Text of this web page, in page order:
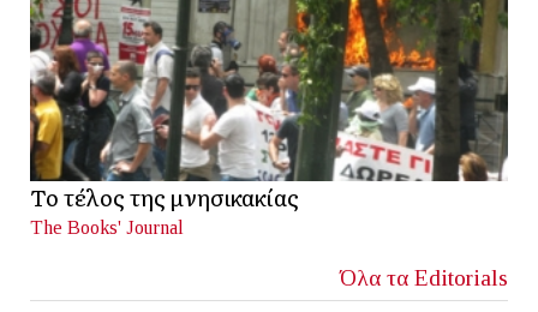
Το τέλος της μνησικακίας
The Books' Journal
Όλα τα Editorials